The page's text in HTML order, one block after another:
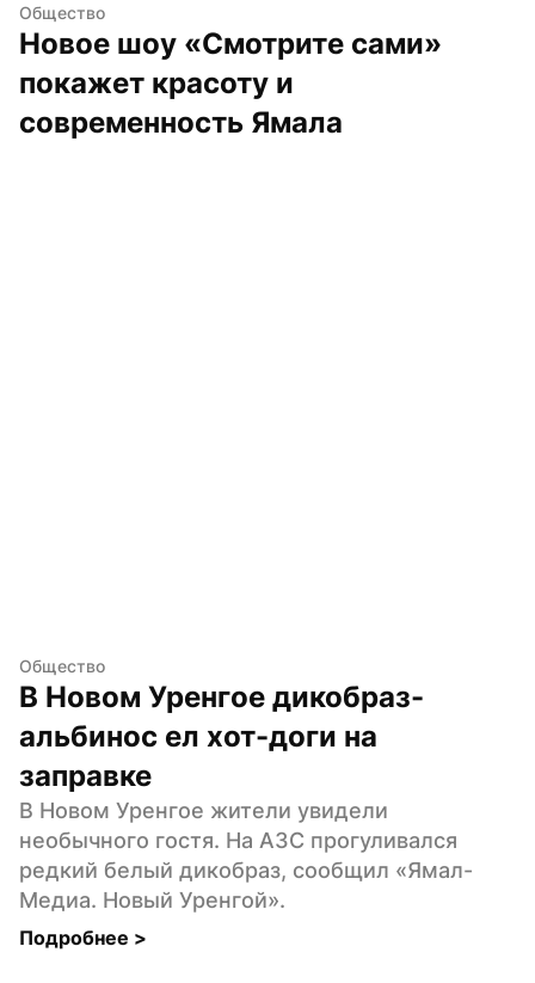
Общество
Новое шоу «Смотрите сами»
покажет красоту и
современность Ямала
Общество
В Новом Уренгое дикобраз-
альбинос ел хот-доги на
заправке
В Новом Уренгое жители увидели
необычного гостя. На АЗС прогуливался
редкий белый дикобраз, сообщил «Ямал-
Медиа. Новый Уренгой».
Подробнее >